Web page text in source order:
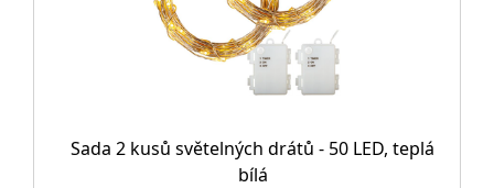
Sada 2 kusů světelných drátů - 50 LED, teplá
bílá